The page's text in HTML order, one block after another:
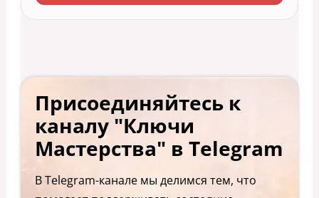
Присоединяйтесь к
каналу "Ключи
Мастерства" в Telegram
В Telegram-канале мы делимся тем, что